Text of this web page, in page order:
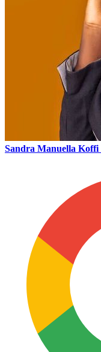
Sandra Manuella Koffi